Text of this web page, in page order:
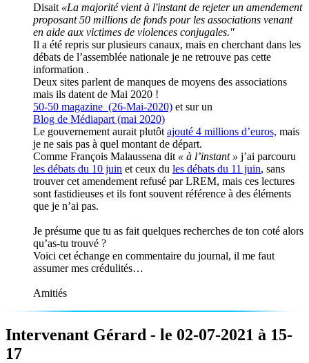
Disait «La majorité vient à l'instant de rejeter un amendement
proposant 50 millions de fonds pour les associations venant
en aide aux victimes de violences conjugales."
Il a été repris sur plusieurs canaux, mais en cherchant dans les
débats de l’assemblée nationale je ne retrouve pas cette
information .
Deux sites parlent de manques de moyens des associations
mais ils datent de Mai 2020 !
50-50 magazine (26-Mai-2020) et sur un
Blog de Médiapart (mai 2020)
Le gouvernement aurait plutôt ajouté 4 millions d’euros, mais
je ne sais pas à quel montant de départ.
Comme François Malaussena dit « à l’instant » j’ai parcouru
les débats du 10 juin et ceux du les débats du 11 juin, sans
trouver cet amendement refusé par LREM, mais ces lectures
sont fastidieuses et ils font souvent référence à des éléments
que je n’ai pas.
Je présume que tu as fait quelques recherches de ton coté alors
qu’as-tu trouvé ?
Voici cet échange en commentaire du journal, il me faut
assumer mes crédulités…
Amitiés
Intervenant Gérard - le 02-07-2021 à 15-
17